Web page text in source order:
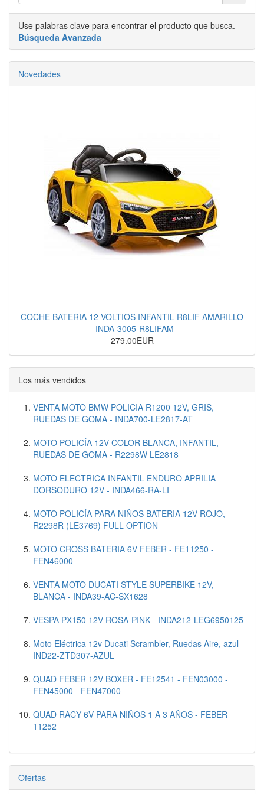
Use palabras clave para encontrar el producto que busca.
Búsqueda Avanzada
Novedades
COCHE BATERIA 12 VOLTIOS INFANTIL R8LIF AMARILLO
- INDA-3005-R8LIFAM
279.00EUR
Los más vendidos
VENTA MOTO BMW POLICIA R1200 12V, GRIS,
RUEDAS DE GOMA - INDA700-LE2817-AT
MOTO POLICÍA 12V COLOR BLANCA, INFANTIL,
RUEDAS DE GOMA - R2298W LE2818
MOTO ELECTRICA INFANTIL ENDURO APRILIA
DORSODURO 12V - INDA466-RA-LI
MOTO POLICÍA PARA NIÑOS BATERIA 12V ROJO,
R2298R (LE3769) FULL OPTION
MOTO CROSS BATERIA 6V FEBER - FE11250 -
FEN46000
VENTA MOTO DUCATI STYLE SUPERBIKE 12V,
BLANCA - INDA39-AC-SX1628
VESPA PX150 12V ROSA-PINK - INDA212-LEG6950125
Moto Eléctrica 12v Ducati Scrambler, Ruedas Aire, azul -
IND22-ZTD307-AZUL
QUAD FEBER 12V BOXER - FE12541 - FEN03000 -
FEN45000 - FEN47000
QUAD RACY 6V PARA NIÑOS 1 A 3 AÑOS - FEBER
11252
Ofertas